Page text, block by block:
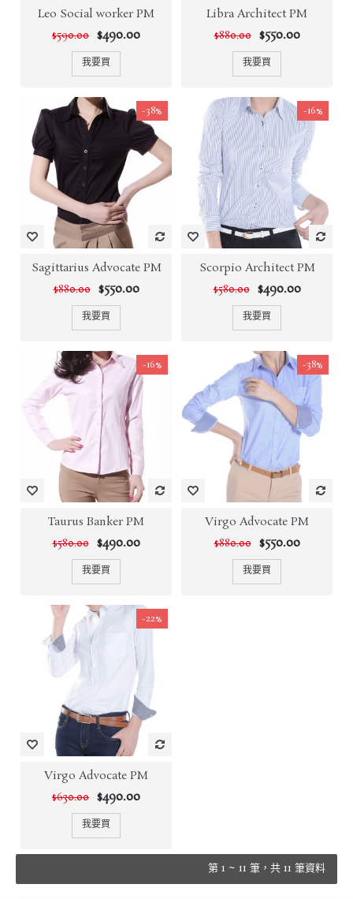
Leo Social worker PM
$590.00 $490.00
我要買
Libra Architect PM
$880.00 $550.00
我要買
-38%
Sagittarius Advocate PM
$880.00 $550.00
我要買
-16%
Scorpio Architect PM
$580.00 $490.00
我要買
-16%
Taurus Banker PM
$580.00 $490.00
我要買
-38%
Virgo Advocate PM
$880.00 $550.00
我要買
-22%
Virgo Advocate PM
$630.00 $490.00
我要買
第 1 ~ 11 筆，共 11 筆資料